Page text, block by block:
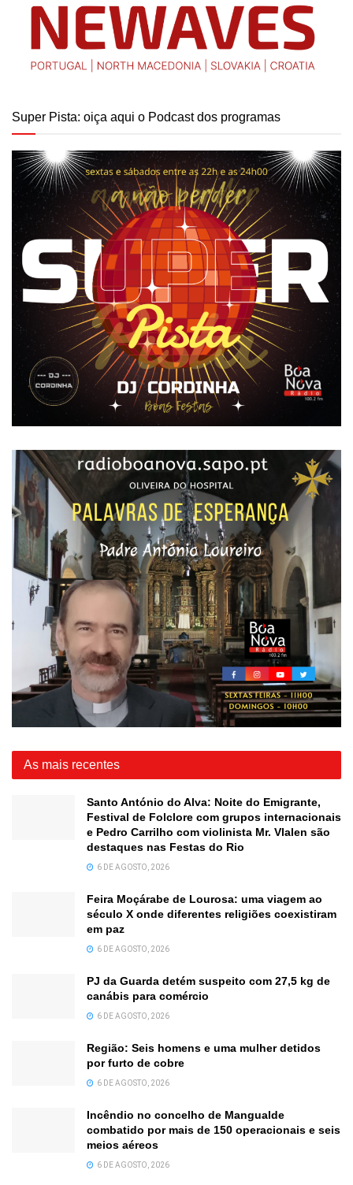
Super Pista: oiça aqui o Podcast dos programas
As mais recentes
Santo António do Alva: Noite do Emigrante,
Festival de Folclore com grupos internacionais
e Pedro Carrilho com violinista Mr. Vlalen são
destaques nas Festas do Rio
6 DE AGOSTO, 2026
Feira Moçárabe de Lourosa: uma viagem ao
século X onde diferentes religiões coexistiram
em paz
6 DE AGOSTO, 2026
PJ da Guarda detém suspeito com 27,5 kg de
canábis para comércio
6 DE AGOSTO, 2026
Região: Seis homens e uma mulher detidos
por furto de cobre
6 DE AGOSTO, 2026
Incêndio no concelho de Mangualde
combatido por mais de 150 operacionais e seis
meios aéreos
6 DE AGOSTO, 2026